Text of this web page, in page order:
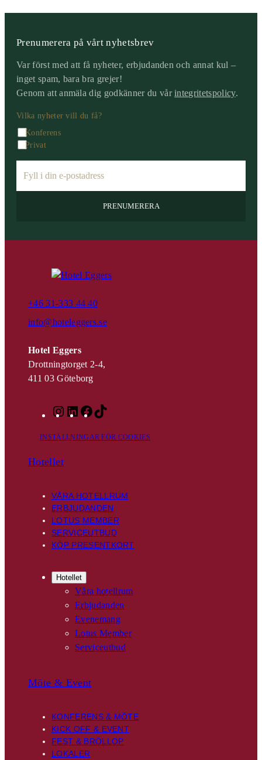
Prenumerera på vårt nyhetsbrev
Var först med att få nyheter, erbjudanden och annat kul –
inget spam, bara bra grejer!
Genom att anmäla dig godkänner du vårintegritetspolicy.
Vilka nyheter vill du få?
Konferens
Privat
a
+46 31-333 44 40
info@hoteleggers.se
Hotel Eggers
Drottningtorget 2-4,
411 03 Göteborg
s
r
a
m
L
n
I
n
F
c
o
k
k
INSTÄLLNINGAR FÖR COOKIES
Hotellet
VÅRA HOTELLRUM
ERBJUDANDEN
LOTUS MEMBER
SERVICEUTBUD
KÖP PRESENTKORT
Hotellet
Våra hotellrum
Erbjudanden
Evenemang
Lotus Member
Serviceutbud
Möte & Event
KONFERENS & MÖTE
KICK OFF & EVENT
FEST & BRÖLLOP
LOKALER